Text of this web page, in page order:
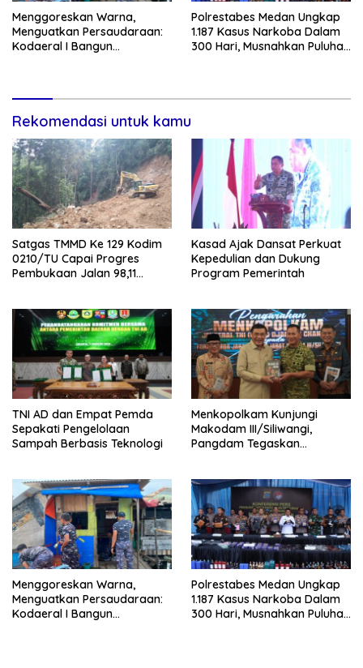
‎Menggoreskan Warna,
Menguatkan Persaudaraan:
Kodaeral I Bangun
Polrestabes Medan Ungkap
1.187 Kasus Narkoba Dalam
300 Hari, Musnahkan Puluhan
Rekomendasi untuk kamu
Satgas TMMD Ke 129 Kodim
0210/TU Capai Progres
Pembukaan Jalan 98,11
Kasad Ajak Dansat Perkuat
Kepedulian dan Dukung
Program Pemerintah
TNI AD dan Empat Pemda
Sepakati Pengelolaan
Sampah Berbasis Teknologi
Menkopolkam Kunjungi
Makodam III/Siliwangi,
Pangdam Tegaskan
‎Menggoreskan Warna,
Menguatkan Persaudaraan:
Kodaeral I Bangun
Polrestabes Medan Ungkap
1.187 Kasus Narkoba Dalam
300 Hari, Musnahkan Puluhan